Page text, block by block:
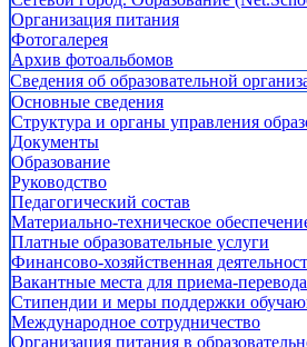
Организация питания
Фотогалерея
Архив фотоальбомов
Сведения об образовательной
Основные сведения
Структура и органы управления
Документы
Образование
Руководство
Педагогический состав
Материально-техническое
Платные образовательные услуги
Финансово-хозяйственная
Вакантные места для приема-
Стипендии и меры поддержки
Международное сотрудничество
Организация питания в